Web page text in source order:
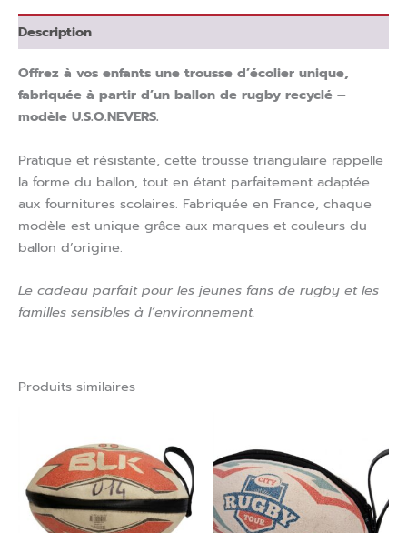
Description
Offrez à vos enfants une trousse d’écolier unique,
fabriquée à partir d’un ballon de rugby recyclé –
modèle U.S.O.NEVERS.
Pratique et résistante, cette trousse triangulaire rappelle
la forme du ballon, tout en étant parfaitement adaptée
aux fournitures scolaires. Fabriquée en France, chaque
modèle est unique grâce aux marques et couleurs du
ballon d’origine.
Le cadeau parfait pour les jeunes fans de rugby et les
familles sensibles à l’environnement.
Produits similaires